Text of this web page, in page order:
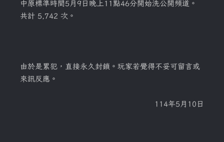
中原標準時間5月9日晚上11點46分開始洗公開頻道。
共計 5,742 次。
由於是累犯，直接永久封鎖。玩家若覺得不妥可留言或
來訊反應。
114年5月10日